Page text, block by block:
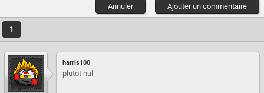
Ajouter un commentaire
Annuler
1
harris100
plutot nul